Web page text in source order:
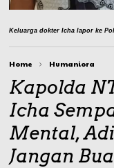
Keluarga dokter Icha lapor ke
Home Humaniora
Kapolda
Icha
Mental,
Jangan